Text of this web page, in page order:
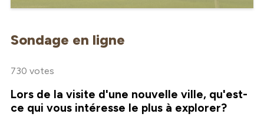
Sondage en ligne
730 votes
Lors de la visite d'une nouvelle ville, qu'est-
ce qui vous intéresse le plus à explorer?